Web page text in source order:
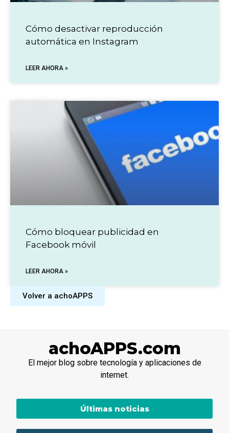
Cómo desactivar reproducción
automática en Instagram
LEER AHORA »
Cómo bloquear publicidad en
Facebook móvil
LEER AHORA »
Volver a achoAPPS
achoAPPS.com
El mejor blog sobre tecnología y aplicaciones de
internet.
Últimas noticias